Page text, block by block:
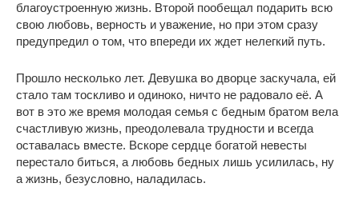
благоустроенную жизнь. Второй пообещал подарить всю
свою любовь, верность и уважение, но при этом сразу
предупредил о том, что впереди их ждет нелегкий путь.
Прошло несколько лет. Девушка во дворце заскучала, ей
стало там тоскливо и одиноко, ничто не радовало её. А
вот в это же время молодая семья с бедным братом вела
счастливую жизнь, преодолевала трудности и всегда
оставалась вместе. Вскоре сердце богатой невесты
перестало биться, а любовь бедных лишь усилилась, ну
а жизнь, безусловно, наладилась.